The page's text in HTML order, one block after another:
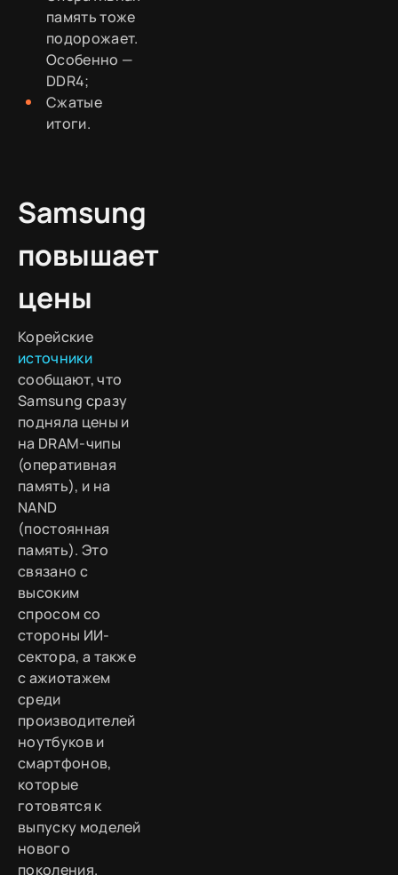
память тоже
подорожает.
Особенно —
DDR4;
Сжатые
итоги.
Samsung
повышает
цены
Корейские
источники
сообщают, что
Samsung сразу
подняла цены и
на DRAM-чипы
(оперативная
память), и на
NAND
(постоянная
память). Это
связано с
высоким
спросом со
стороны ИИ-
сектора, а также
с ажиотажем
среди
производителей
ноутбуков и
смартфонов,
которые
готовятся к
выпуску моделей
нового
поколения.